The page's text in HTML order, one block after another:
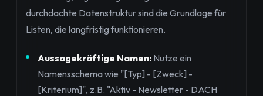
durchdachte Datenstruktur sind die Grundlage für
Listen, die langfristig funktionieren.
Aussagekräftige Namen: Nutze ein
Namensschema wie "[Typ] - [Zweck] -
[Kriterium]", z.B. "Aktiv - Newsletter - DACH